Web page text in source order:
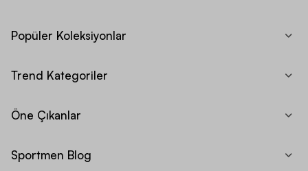
Popüler Koleksiyonlar
Trend Kategoriler
Öne Çıkanlar
Sportmen Blog